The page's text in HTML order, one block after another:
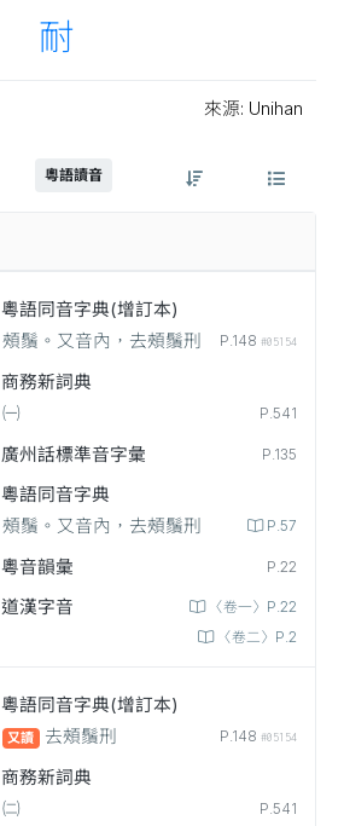
耐
來源: Unihan
粵語讀音
粵語同音字典(增訂本)
頰鬚。又音內，去頰鬚刑
P.148 #05154
商務新詞典
㈠
P.541
廣州話標準音字彙 P.135
粵語同音字典
頰鬚。又音內，去頰鬚刑
P.57
粵音韻彙 P.22
道漢字音
〈卷一〉P.22
〈卷二〉P.2
粵語同音字典(增訂本)
又讀 去頰鬚刑 P.148 #05154
商務新詞典
㈡
P.541